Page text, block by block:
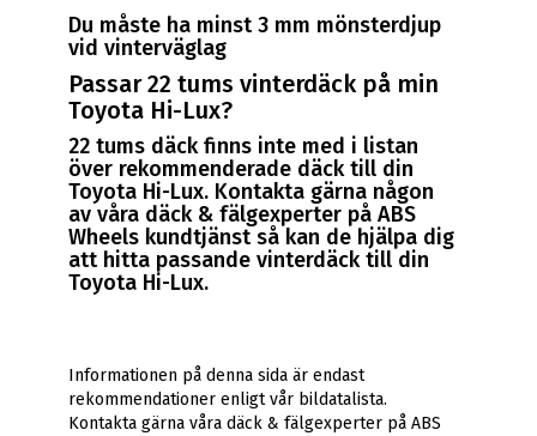
Du måste ha minst 3 mm mönsterdjup
vid vinterväglag
Passar 22 tums vinterdäck på min
Toyota Hi-Lux?
22 tums däck finns inte med i listan
över rekommenderade däck till din
Toyota Hi-Lux. Kontakta gärna någon
av våra däck & fälgexperter på ABS
Wheels kundtjänst så kan de hjälpa dig
att hitta passande vinterdäck till din
Toyota Hi-Lux.
Informationen på denna sida är endast
rekommendationer enligt vår bildatalista.
Kontakta gärna våra däck & fälgexperter på ABS